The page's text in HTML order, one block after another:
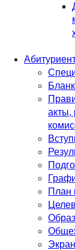
акты,
План